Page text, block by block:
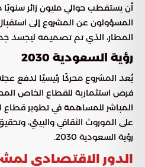
أن يستقطب حوالي مليون زائر
المسؤولون عن المشروع إلى
المطار، الذي تم تصميمه ليجسد
رؤية السعودية 2030
يُعد المشروع محركًا رئيسيًا لدفع
فرص استثمارية للقطاع الخاص
المباشر للمساهمة في تطوير قطاع
على الموروث الثقافي والبيئي،
رؤية السعودية 2030.
الدور الاقتصادي